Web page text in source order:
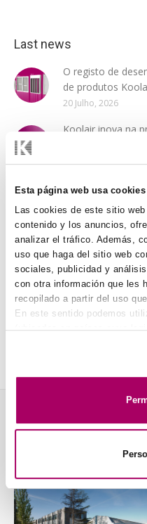
Esta página web usa cookies
Las cookies de este sitio
contenido y los anuncios,
analizar el tráfico. Además,
uso que haga del sitio web
sociales, publicidad y
con otra información que les
recopilado a partir del uso
En este sentido podemos
(ubicados en países cuya
preferencias, analizar tu uso
Last news
O registo de
de produtos
20 Julho, 2026
Koolair inova na
Fábrica – Nova
31 Março, 2025
Novas famílias
28 Janeiro, 2025
KOOLAIR, S.L.